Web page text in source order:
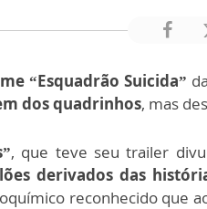
“Esquadrão Suicida”
dos quadrinhos, mas
, que teve seu trailer
derivados das
reconhecido que